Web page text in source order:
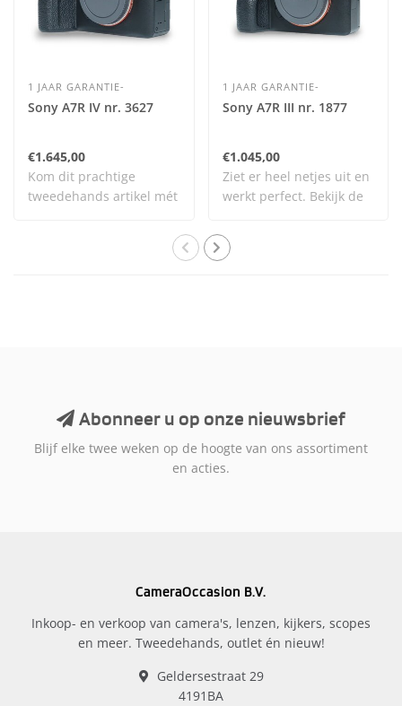
1 JAAR GARANTIE-
Sony A7R IV nr. 3627
€1.645,00
Kom dit prachtige
tweedehands artikel mét
1 JAAR GARANTIE-
Sony A7R III nr. 1877
€1.045,00
Ziet er heel netjes uit en
werkt perfect. Bekijk de
Abonneer u op onze nieuwsbrief
Blijf elke twee weken op de hoogte van ons assortiment
en acties.
CameraOccasion B.V.
Inkoop- en verkoop van camera's, lenzen, kijkers, scopes
en meer. Tweedehands, outlet én nieuw!
Geldersestraat 29
4191BA